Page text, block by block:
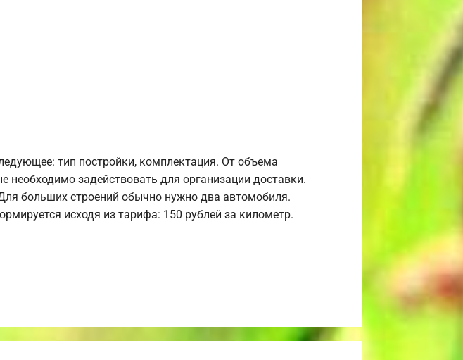
тип постройки, комплектация. От объема
необходимо задействовать для организации доставки.
больших строений обычно нужно два автомобиля.
исходя из тарифа: 150 рублей за километр.